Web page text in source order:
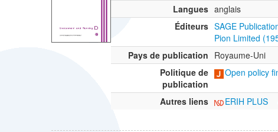
Langues anglais
Éditeurs SAGE
Pion Limited
Pays de publication Royaume-Uni
Politique de
publication
Open policy
Autres liens ERIH PLUS